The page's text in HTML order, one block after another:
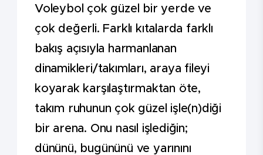
Voleybol çok güzel bir yerde ve
çok değerli. Farklı kıtalarda farklı
bakış açısıyla harmanlanan
dinamikleri/takımları, araya fileyi
koyarak karşılaştırmaktan öte,
takım ruhunun çok güzel işle(n)diği
bir arena. Onu nasıl işlediğin;
dününü, bugününü ve yarınını